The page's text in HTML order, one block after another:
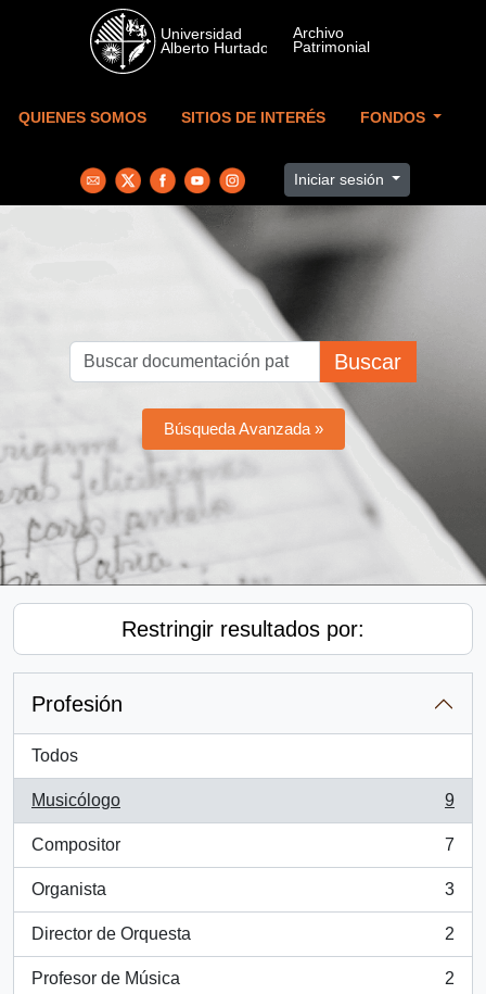
Skip to main content
QUIENES SOMOS SITIOS DE INTERÉS FONDOS
Iniciar sesión
Buscar
Búsqueda Avanzada »
Restringir resultados por:
Profesión
Todos
Musicólogo
, 9 resultados
9
Compositor
, 7 resultados
7
Organista
, 3 resultados
3
Director de Orquesta
, 2 resultados
2
Profesor de Música
, 2 resultados
2